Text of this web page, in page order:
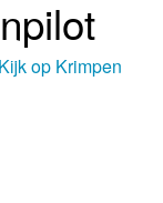
op Krimpen